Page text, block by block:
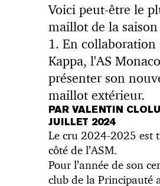
Voici peut-être le
maillot de la
1. En collaboration
Kappa, l'AS
présenter son
maillot extérieur.
PAR VALENTIN
JUILLET 2024
Le cru 2024-2025 est
côté de l’ASM.
Pour l’année de son
club de la Principauté